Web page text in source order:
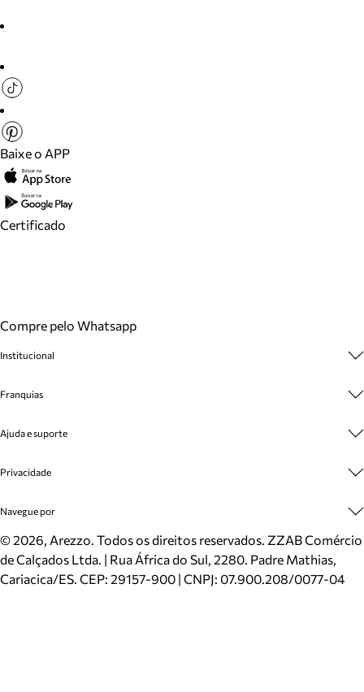
Baixe o APP
Certificado
Compre pelo Whatsapp
Institucional
Cashback
Venda Corporativa
Mapa do Site
Inverno
Mundo Arezzo
Franquias
Plano de Negócio
Ajuda e suporte
Cadastro
Meus Pedidos
Trocas e Devoluções
Cartão Presente
Localizador de lojas
Privacidade
Politica e Privacidade
Navegue por
Sapatos
Bolsas
Scarpins
©2026, Arezzo. Todos os direitos reservados. ZZAB Comércio
de Calçados Ltda. | Rua África do Sul, 2280. Padre Mathias,
Cariacica/ES. CEP: 29157-900 | CNPJ: 07.900.208/0077-04